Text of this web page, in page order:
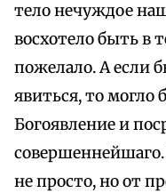
тело нечуждое
восхотело быть в
пожелало. А если
явиться, то могло
Богоявление и
не просто, но от